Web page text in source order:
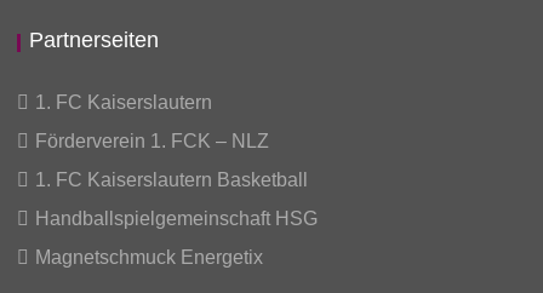
Partnerseiten
1. FC Kaiserslautern
Förderverein 1. FCK – NLZ
1. FC Kaiserslautern Basketball
Handballspielgemeinschaft HSG
Magnetschmuck Energetix